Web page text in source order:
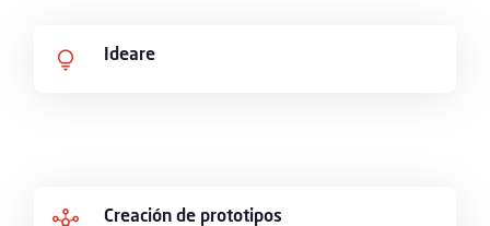
Ideare
Creación de prototipos